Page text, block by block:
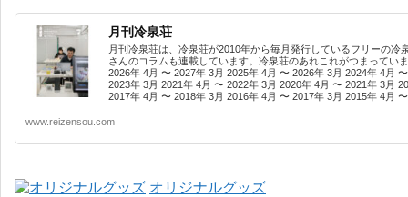
月刊冷泉荘
月刊冷泉荘は、冷泉荘が2010年から毎月発行しているフリーの
さんのコラムも連載しています。冷泉荘のあれこれがつまってい
2026年 4月 〜 2027年 3月 2025年 4月 〜 2026年 3月 2024年 4月
2023年 3月 2021年 4月 〜 2022年 3月 2020年 4月 〜 2021年 3月
2017年 4月 〜 2018年 3月 2016年 4月 〜 2017年 3月 2015年 4月
www.reizensou.com
オリジナルグッズ